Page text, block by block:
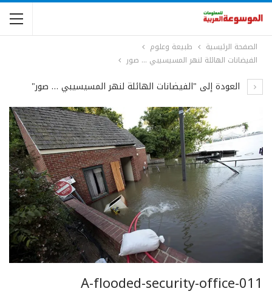
الصفحة الرئيسية
طبيعة وعلوم
الفيضانات الهائلة لنهر المسيسيبي … صور
العودة إلى "الفيضانات الهائلة لنهر المسيسيبي … صور"
A-flooded-security-office-011